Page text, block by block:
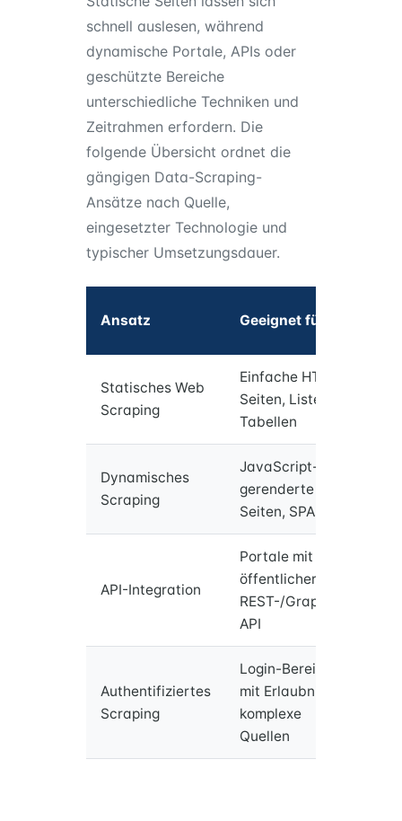
schnell auslesen, während
dynamische Portale, APIs oder
geschützte Bereiche
unterschiedliche Techniken und
Zeitrahmen erfordern. Die
folgende Übersicht ordnet die
gängigen Data-Scraping-
Ansätze nach Quelle,
eingesetzter Technologie und
typischer Umsetzungsdauer.
Ansatz Geeignet für
Statisches Web
Scraping
Einfache HTML-
Seiten, Listen &
Tabellen
Dynamisches
Scraping
JavaScript-
gerenderte
Seiten, SPAs
API-Integration
Portale mit
öffentlicher
REST-/GraphQL-
API
Authentifiziertes
Scraping
Login-Bereiche
mit Erlaubnis,
komplexe
Quellen